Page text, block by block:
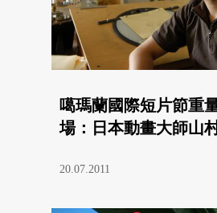
噶瑪蘭國際短片節重
場：日本動畫大師山
20.07.2011